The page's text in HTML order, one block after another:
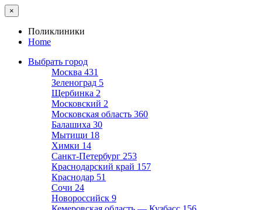
×
Поликлиники
Home
Выбрать город
Москва 431
Зеленоград 5
Щербинка 2
Московский 2
Московская область 360
Балашиха 30
Мытищи 18
Химки 14
Санкт-Петербург 253
Краснодарский край 157
Краснодар 51
Сочи 24
Новороссийск 9